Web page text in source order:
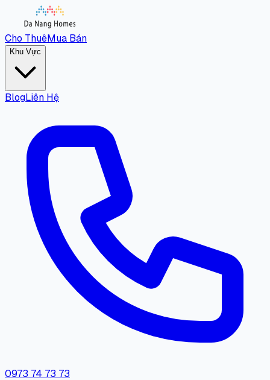
Cho ThuêMua Bán
Khu Vực
BlogLiên Hệ
0973 74 73 73